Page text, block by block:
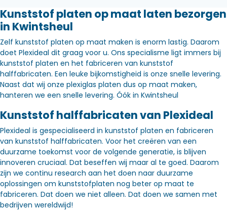
Kunststof platen op maat laten bezorgen
in Kwintsheul
Zelf kunststof platen op maat maken is enorm lastig. Daarom
doet Plexideal dit graag voor u. Ons specialisme ligt immers bij
kunststof platen en het fabriceren van kunststof
halffabricaten. Een leuke bijkomstigheid is onze snelle levering.
Naast dat wij onze plexiglas platen dus op maat maken,
hanteren we een snelle levering. Óók in Kwintsheul
Kunststof halffabricaten van Plexideal
Plexideal is gespecialiseerd in kunststof platen en fabriceren
van kunststof halffabricaten. Voor het creëren van een
duurzame toekomst voor de volgende generatie, is blijven
innoveren cruciaal. Dat beseffen wij maar al te goed. Daarom
zijn we continu research aan het doen naar duurzame
oplossingen om kunststofplaten nog beter op maat te
fabriceren. Dat doen we niet alleen. Dat doen we samen met
bedrijven wereldwijd!